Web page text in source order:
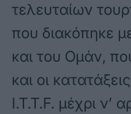
τελευταίων
που διακόπηκε
και του Ομάν,
και οι
I.T.T.F. μέχρι ν’